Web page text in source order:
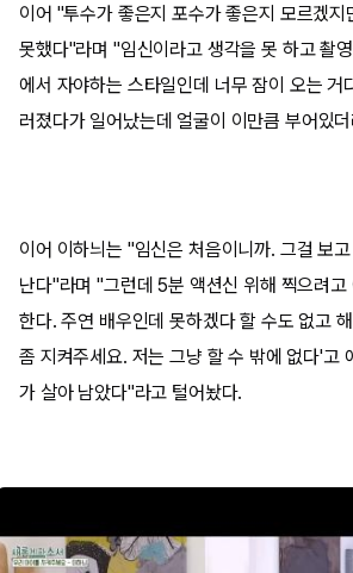
이어 "투수가 좋은지 포수가 좋은지 모르겠지
못했다"라며 "임신이라고 생각을 못 하고 촬
에서 자야하는 스타일인데 너무 잠이 오는 거
러졌다가 일어났는데 얼굴이 이만큼 부어있
이어 이하늬는 "임신은 처음이니까. 그걸 보고
난다"라며 "그런데 5분 액션신 위해 찍으려고
한다. 주연 배우인데 못하겠다 할 수도 없고
좀 지켜주세요. 저는 그냥 할 수 밖에 없다'고
가 살아 남았다"라고 털어놨다.